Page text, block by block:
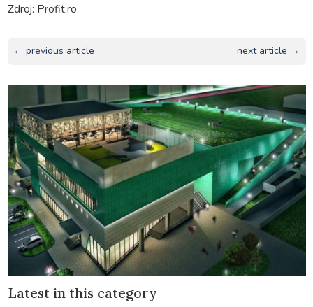
Zdroj: Profit.ro
← previous article next article →
Latest in this category